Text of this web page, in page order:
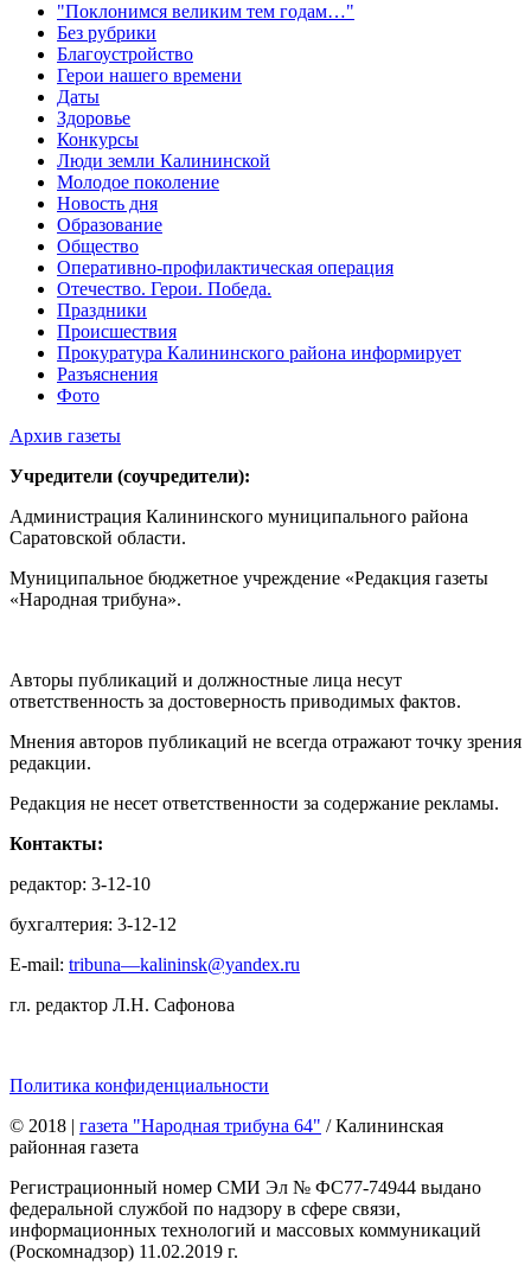
"Поклонимся великим тем годам…"
Без рубрики
Благоустройство
Герои нашего времени
Даты
Здоровье
Конкурсы
Люди земли Калининской
Молодое поколение
Новость дня
Образование
Общество
Оперативно-профилактическая операция
Отечество. Герои. Победа.
Праздники
Происшествия
Прокуратура Калининского района информирует
Разъяснения
Фото
Архив газеты
Учредители (соучредители):
Администрация Калининского муниципального района
Саратовской области.
Муниципальное бюджетное учреждение «Редакция газеты
«Народная трибуна».
Авторы публикаций и должностные лица несут
ответственность за достоверность приводимых фактов.
Мнения авторов публикаций не всегда отражают точку зрения
редакции.
Редакция не несет ответственности за содержание рекламы.
Контакты:
редактор: 3-12-10
бухгалтерия: 3-12-12
E-mail: tribuna—kalininsk@yandex.ru
гл. редактор Л.Н. Сафонова
Политика конфиденциальности
© 2018 | газета "Народная трибуна 64" / Калининская
районная газета
Регистрационный номер СМИ Эл № ФС77-74944 выдано
федеральной службой по надзору в сфере связи,
информационных технологий и массовых коммуникаций
(Роскомнадзор) 11.02.2019 г.